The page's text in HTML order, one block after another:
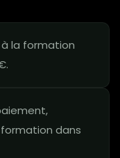
la formation
dans